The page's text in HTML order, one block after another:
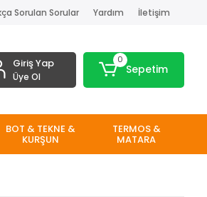
Sorulan Sorular Yardım İletişim
Giriş Yap
Üye Ol
0
Sepetim
BOT & TEKNE &
KURŞUN
TERMOS &
MATARA